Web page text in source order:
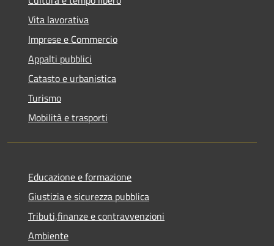
Vita lavorativa
Imprese e Commercio
Appalti pubblici
Catasto e urbanistica
Turismo
Mobilità e trasporti
Educazione e formazione
Giustizia e sicurezza pubblica
Tributi,finanze e contravvenzioni
Ambiente